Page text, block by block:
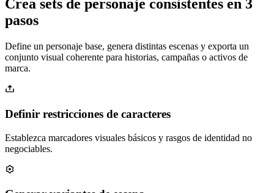
Crea sets de personaje consistentes en 3
pasos
Define un personaje base, genera distintas escenas y exporta un
conjunto visual coherente para historias, campañas o activos de
marca.
Definir restricciones de caracteres
Establezca marcadores visuales básicos y rasgos de identidad no
negociables.